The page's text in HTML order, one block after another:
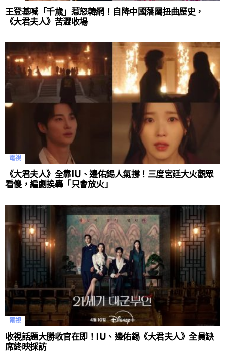
王登基喊「千歲」惹怒韓網！自降中國藩屬扭曲歷史，
《大君夫人》苦澀收場
電視
《大君夫人》全靠IU、邊佑錫人氣撐！三度宮廷大火觀眾
看傻，編劇挨轟「只會放火」
電視
收視話題大勝收官在即！IU、邊佑錫《大君夫人》全員缺
席終映採訪